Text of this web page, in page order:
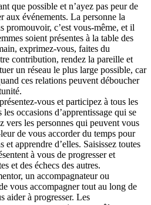
que possible et n’ayez pas peur de
aux événements. La personne la
promouvoir, c’est vous-même, et il
soient présentes à la table des
exprimez-vous, faites du
contribution, rendez la pareille et
un réseau le plus large possible, car
ces relations peuvent déboucher
vous et participez à tous les
occasions d’apprentissage qui se
vers les personnes qui peuvent vous
de vous accorder du temps pour
et apprendre d’elles. Saisissez toutes
à vous de progresser et
et des échecs des autres.
un accompagnateur ou
vous accompagner tout au long de
aider à progresser. Les